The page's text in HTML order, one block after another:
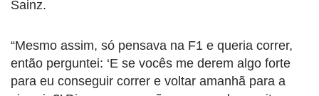
Sainz.
“Mesmo assim, só pensava na F1 e queria correr,
então perguntei: ‘E se vocês me derem algo forte
para eu conseguir correr e voltar amanhã para a